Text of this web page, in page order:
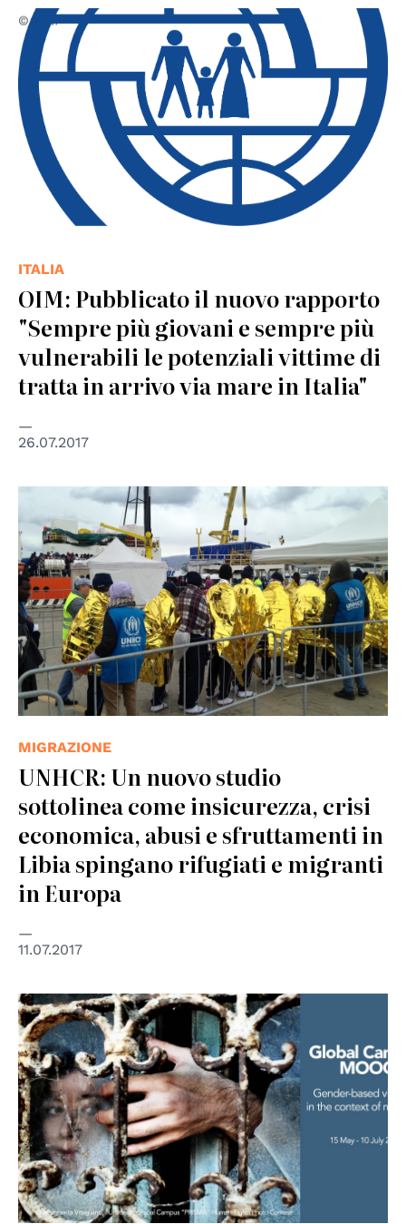
© IOM
ITALIA
OIM: Pubblicato il nuovo rapporto
"Sempre più giovani e sempre più
vulnerabili le potenziali vittime di
tratta in arrivo via mare in Italia"
26.07.2017
© UNHCR/Marco Rotunno
MIGRAZIONE
UNHCR: Un nuovo studio
sottolinea come insicurezza, crisi
economica, abusi e sfruttamenti in
Libia spingano rifugiati e migranti
in Europa
11.07.2017
© EIUC